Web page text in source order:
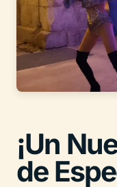
¡Un
de